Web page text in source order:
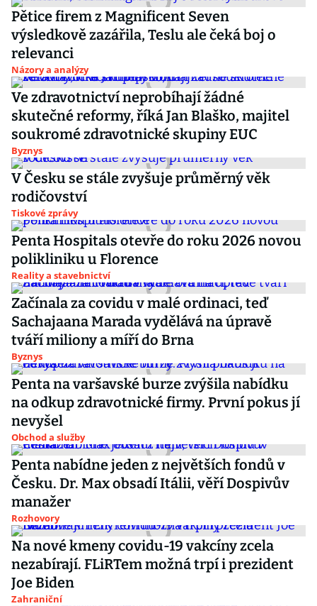
Pětice firem z Magnificent Seven
výsledkově zazářila, Teslu ale čeká boj o
relevanci
Názory a analýzy
Ve zdravotnictví neprobíhají žádné
skutečné reformy, říká Jan Blaško, majitel
soukromé zdravotnické skupiny EUC
Byznys
V Česku se stále zvyšuje průměrný věk
rodičovství
Tiskové zprávy
Penta Hospitals otevře do roku 2026 novou
polikliniku u Florence
Reality a stavebnictví
Začínala za covidu v malé ordinaci, teď
Sachajaana Marada vydělává na úpravě
tváří miliony a míří do Brna
Byznys
Penta na varšavské burze zvýšila nabídku
na odkup zdravotnické firmy. První pokus jí
nevyšel
Obchod a služby
Penta nabídne jeden z největších fondů v
Česku. Dr. Max obsadí Itálii, věří Dospivův
manažer
Rozhovory
Na nové kmeny covidu-19 vakcíny zcela
nezabírají. FLiRTem možná trpí i prezident
Joe Biden
Zahraniční